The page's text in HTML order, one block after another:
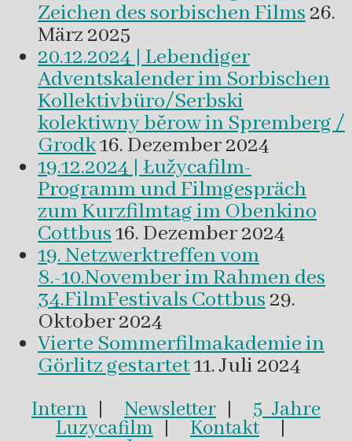
Zeichen des sorbischen Films26.
März 2025
20.12.2024 | Lebendiger
Adventskalender im Sorbischen
Kollektivbüro/Serbski
kolektiwny běrow in Spremberg /
Grodk16. Dezember 2024
19.12.2024 | Łužycafilm-
Programm und Filmgespräch
zum Kurzfilmtag im Obenkino
Cottbus16. Dezember 2024
19. Netzwerktreffen vom
8.-10.November im Rahmen des
34.FilmFestivals Cottbus29.
Oktober 2024
Vierte Sommerfilmakademie in
Görlitz gestartet11. Juli 2024
Intern | Newsletter | 5 Jahre
Luzycafilm | Kontakt|